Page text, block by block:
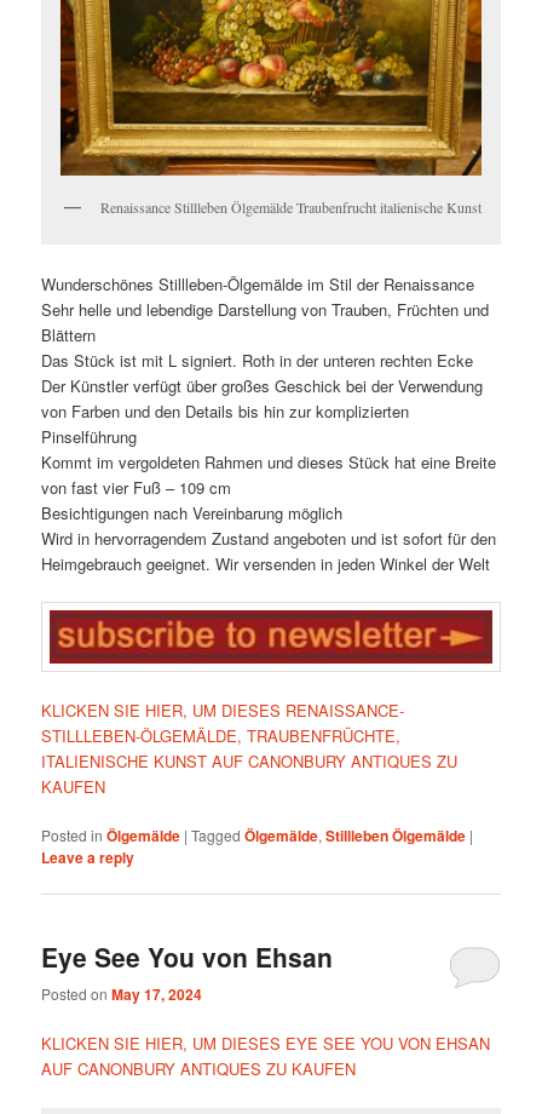
Renaissance Stillleben Ölgemälde Traubenfrucht italienische Kunst
Wunderschönes Stillleben-Ölgemälde im Stil der Renaissance
Sehr helle und lebendige Darstellung von Trauben, Früchten und
Blättern
Das Stück ist mit L signiert. Roth in der unteren rechten Ecke
Der Künstler verfügt über großes Geschick bei der Verwendung
von Farben und den Details bis hin zur komplizierten
Pinselführung
Kommt im vergoldeten Rahmen und dieses Stück hat eine Breite
von fast vier Fuß – 109 cm
Besichtigungen nach Vereinbarung möglich
Wird in hervorragendem Zustand angeboten und ist sofort für den
Heimgebrauch geeignet. Wir versenden in jeden Winkel der Welt
KLICKEN SIE HIER, UM DIESES RENAISSANCE-
STILLLEBEN-ÖLGEMÄLDE, TRAUBENFRÜCHTE,
ITALIENISCHE KUNST AUF CANONBURY ANTIQUES ZU
KAUFEN
Posted in Ölgemälde |Tagged Ölgemälde,Stillleben Ölgemälde |
Leave a reply
Eye See You von Ehsan
Posted onMay 17, 2024
KLICKEN SIE HIER, UM DIESES EYE SEE YOU VON EHSAN
AUF CANONBURY ANTIQUES ZU KAUFEN